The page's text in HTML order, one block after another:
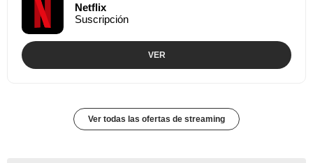
Netflix
Suscripción
VER
Ver todas las ofertas de streaming